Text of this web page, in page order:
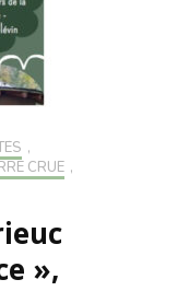
,
CRUE ,
»,